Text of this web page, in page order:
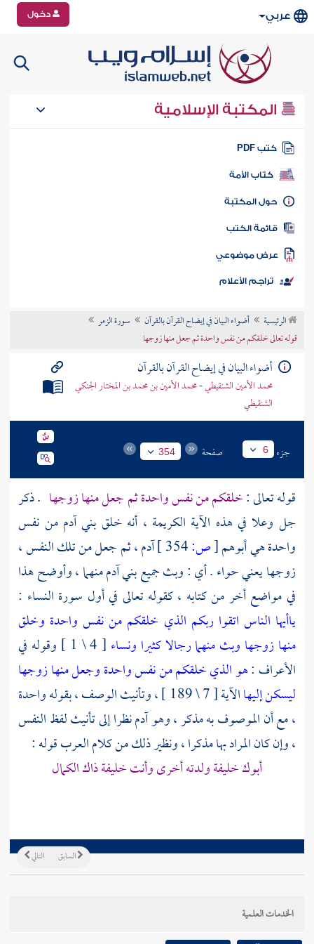
عربي دخول
المكتبة الإسلامية
كتب PDF
كتاب الأمة
المكتبة
الكتب
موضوعي
تراجم الأعلام
الرئيسية أضواء البيان في إيضاح القرآن بالقرآن
سورة الزمر
قوله تعالى خلقكم من نفس واحدة ثم جعل منها زوجها
أضواء البيان في إيضاح القرآن بالقرآن
محمد الأمين الشنقيطي - محمد الأمين بن محمد بن المختار الجنكي
الشنقيطي
جزء 6 صفحة 354
قوله تعالى :خلقكم من نفس واحدة ثم جعل منها زوجها . ذكر
جل وعلا في هذه الآية الكريمة ، أنه خلق بني آدم من نفس
واحدة هي أبوهم[ص: آدم، ثم جعل من تلك النفس ،
زوجها يعنيحواء. أي : وبث جميع بني آدم منهما ، وأوضح هذا
في مواضع أخر من كتابه ، كقوله تعالى في أول سورة النساء :
ياأيها الناس اتقوا ربكم الذي خلقكم من نفس واحدة وخلق
منها زوجها وبث منهما رجالا كثيرا ونساء
[ 4 \ 1 ] وقوله في
الأعراف :هو الذي خلقكم من نفس واحدة وجعل منها زوجها
ليسكن إليها
الآية [ 7 \ 189 ] ، وتأنيث الوصف ، بقوله واحدة
، مع أن الموصوف به مذكر ، وهوآدمنظرا إلى تأنيث لفظ النفس
، وإن كان المراد بها مذكرا ، ونظير ذلك من كلام العرب قوله :
أبوك خليفة ولدته أخرى وأنت خليفة ذاك الكمال
التالي السابق
الخدمات العلمية